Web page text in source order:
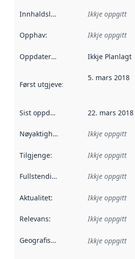
Innhaldsleverandørar :
Ikkje oppgitt
Opphav: Ikkje oppgitt
Oppdateringsfrekvens :
Ikkje Planlagt
Først utgjeve:
5. mars 2018
Sist oppdatert 22. mars 2018
Nøyaktigheit Ikkje oppgitt
Tilgjenge: Ikkje oppgitt
Fullstendigheit Ikkje oppgitt
Aktualitet: Ikkje oppgitt
Relevans: Ikkje oppgitt
Geografisk område Ikkje oppgitt